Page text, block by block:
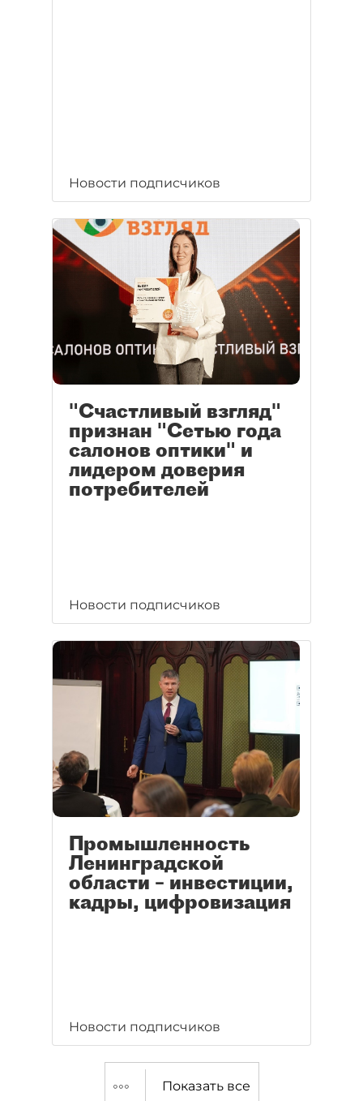
Новости подписчиков
"Счастливый взгляд"
признан "Сетью года
салонов оптики" и
лидером доверия
потребителей
Новости подписчиков
Промышленность
Ленинградской
области – инвестиции,
кадры, цифровизация
Новости подписчиков
Показать все